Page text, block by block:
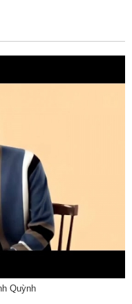
Quỳnh